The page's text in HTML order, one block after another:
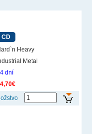
CD
Heavy
Metal
dní